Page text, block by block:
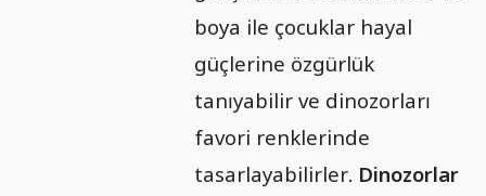
boya ile çocuklar hayal
güçlerine özgürlük
tanıyabilir ve dinozorları
favori renklerinde
tasarlayabilirler. Dinozorlar